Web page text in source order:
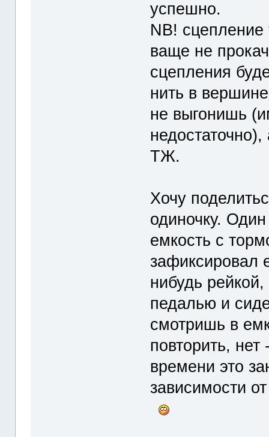
успешно.
NB! сцепление
ваще не
сцепления
нить в
не выгонишь
ТЖ.
Хочу
одиночку.
емкость с
зафиксировал
нибудь
педалью и
смотришь в
повторить,
времени это
зависимости